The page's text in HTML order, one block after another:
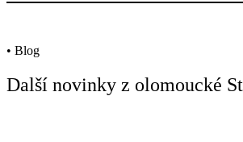
• Blog
Další novinky z olomoucké